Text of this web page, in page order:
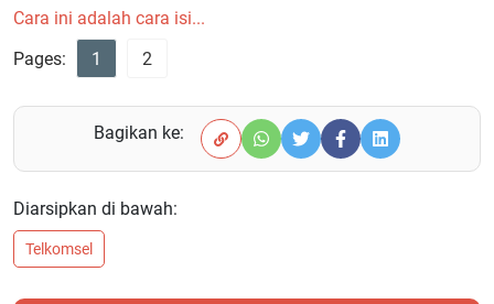
Cara ini adalah cara isi...
Pages:
1 2
Bagikan ke:
Diarsipkan di bawah:
Telkomsel